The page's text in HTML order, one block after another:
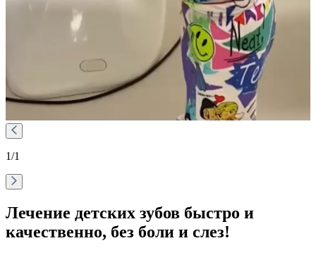
1/1
Лечение детских зубов быстро и
качественно, без боли и слез!